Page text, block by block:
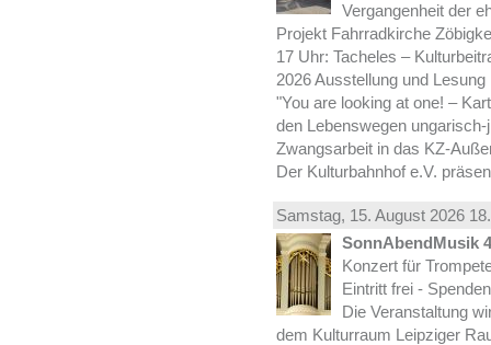
Vergangenheit der
Projekt Fahrradkirche
17 Uhr: Tacheles –
2026 Ausstellung und Lesung
"You are looking at one! –
den Lebenswegen
Zwangsarbeit in das KZ-
Der Kulturbahnhof e.V.
Samstag, 15. August 2026
SonnAbendMusik 4
Konzert für
Eintritt frei -
Die Veranstaltung
dem Kulturraum Leipziger